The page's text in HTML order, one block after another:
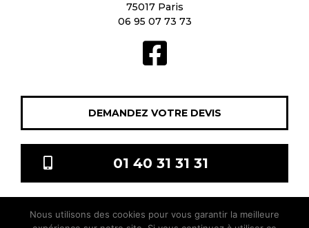
75017 Paris
06 95 07 73 73
DEMANDEZ VOTRE DEVIS
01 40 31 31 31
TRS Services © 2021 Tous droits réservés |Mentions légales
Nous utilisons des cookies pour vous garantir la meilleure